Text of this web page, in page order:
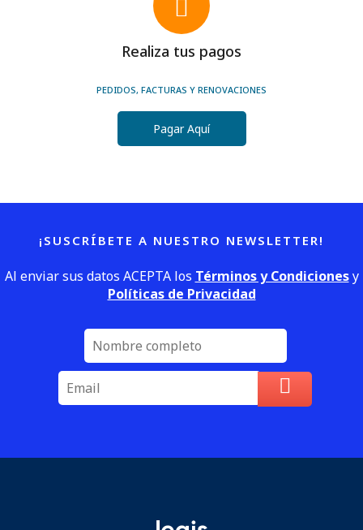
Realiza tus pagos
PEDIDOS, FACTURAS Y RENOVACIONES
Pagar Aquí
¡SUSCRÍBETE A NUESTRO NEWSLETTER!
Al enviar sus datos ACEPTA los Términos y Condicionesy
Políticas de Privacidad